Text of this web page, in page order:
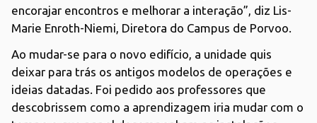
encorajar encontros e melhorar a interação”, diz Lis-
Marie Enroth-Niemi, Diretora do Campus de Porvoo.
Ao mudar-se para o novo edifício, a unidade quis
deixar para trás os antigos modelos de operações e
ideias datadas. Foi pedido aos professores que
descobrissem como a aprendizagem iria mudar com o